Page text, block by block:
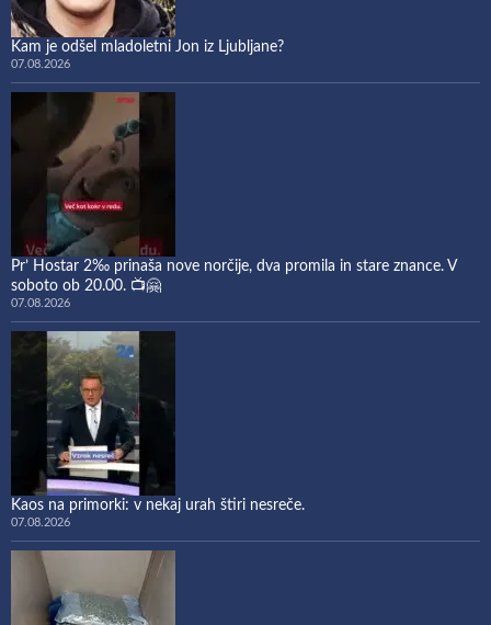
Kam je odšel mladoletni Jon iz Ljubljane?
07.08.2026
Pr’ Hostar 2‰ prinaša nove norčije, dva promila in stare znance. V
soboto ob 20.00. 📺🤗
07.08.2026
Kaos na primorki: v nekaj urah štiri nesreče.
07.08.2026